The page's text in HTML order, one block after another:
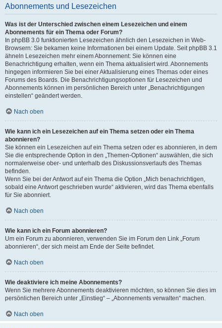
Abonnements und Lesezeichen
Was ist der Unterschied zwischen einem Lesezeichen und einem
Abonnements für ein Thema oder Forum?
In phpBB 3.0 funktionierten Lesezeichen ähnlich den Lesezeichen in Web-
Browsern: Sie bekamen keine Informationen bei einem Update. Seit phpBB 3.1
ähneln Lesezeichen mehr einem Abonnement: Sie können eine
Benachrichtigung erhalten, wenn ein Thema aktualisiert wird. Abonnements
hingegen informieren Sie bei einer Aktualisierung eines Themas oder eines
Forums des Boards. Die Benachrichtigungsoptionen für Lesezeichen und
Abonnements können im persönlichen Bereich unter „Benachrichtigungen
einstellen“ geändert werden.
Nach oben
Wie kann ich ein Lesezeichen auf ein Thema setzen oder ein Thema
abonnieren?
Sie können ein Lesezeichen auf ein Thema setzen oder es abonnieren, in dem
Sie die entsprechende Option in den „Themen-Optionen“ auswählen, die sich
normalerweise ober- und unterhalb des Diskussionsverlaufs des Themas
befinden.
Wenn Sie bei der Antwort auf ein Thema die Option „Mich benachrichtigen,
sobald eine Antwort geschrieben wurde“ aktivieren, wird das Thema ebenfalls
für Sie abonniert.
Nach oben
Wie kann ich ein Forum abonnieren?
Um ein Forum zu abonnieren, verwenden Sie im Forum den Link „Forum
abonnieren“, der sich meist am Ende der Seite befindet.
Nach oben
Wie deaktiviere ich meine Abonnements?
Wenn Sie mehrere Abonnements deaktivieren möchten, so können Sie dies im
persönlichen Bereich unter „Einstieg“ – „Abonnements verwalten“ machen.
Nach oben